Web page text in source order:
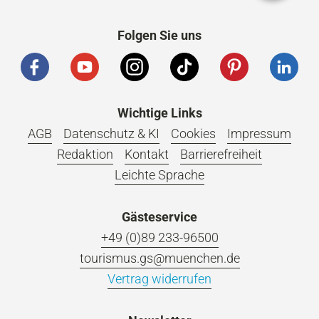
Folgen Sie uns
Wichtige Links
AGB
Datenschutz & KI Cookies
Impressum
Redaktion
Kontakt
Barrierefreiheit
Leichte Sprache
Gästeservice
+49 (0)89 233-96500
tourismus.gs@muenchen.de
Vertrag widerrufen